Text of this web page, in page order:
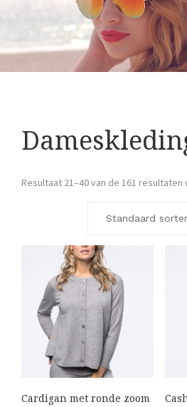
Resultaat 21–40 van de 161
Cardigan met ronde zoom